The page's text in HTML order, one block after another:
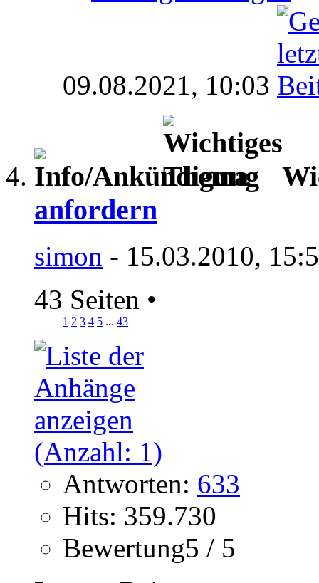
09.08.2021, 10:03
anfordern
simon - 15.03.2010,
43 Seiten •
1 2 3 4 5 ... 43
Antworten: 633
Hits: 359.730
Bewertung5 / 5